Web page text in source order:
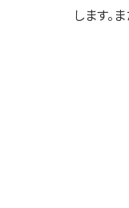
します。